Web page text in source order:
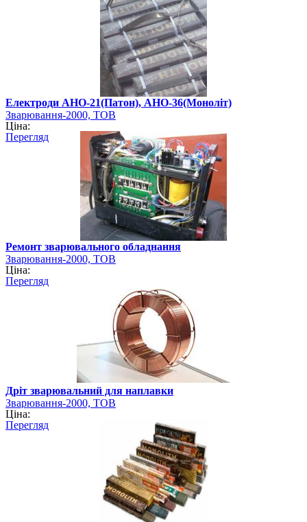
Електроди АНО-21(Патон), АНО-36(Моноліт)
Зварювання-2000, ТОВ
Ціна:
Перегляд
Ремонт зварювального обладнання
Зварювання-2000, ТОВ
Ціна:
Перегляд
Дріт зварювальний для наплавки
Зварювання-2000, ТОВ
Ціна:
Перегляд